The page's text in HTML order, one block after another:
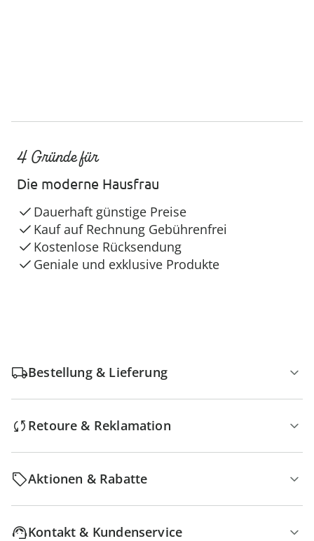
4 Gründe für
Die moderne Hausfrau
Dauerhaft günstige Preise
Kauf auf Rechnung Gebührenfrei
Kostenlose Rücksendung
Geniale und exklusive Produkte
Bestellung & Lieferung
Retoure & Reklamation
Aktionen & Rabatte
Kontakt & Kundenservice